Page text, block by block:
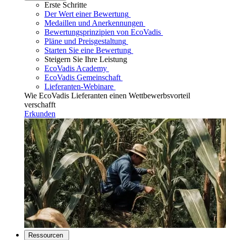
Erste Schritte
Der Wert einer Bewertung
Medaillen und Anerkennungen
Bewertungsprinzipien von EcoVadis
Pläne und Preisgestaltung
Starten Sie eine Bewertung
Steigern Sie Ihre Leistung
EcoVadis Academy
EcoVadis Gemeinschaft
Lieferanten-Webinare
Wie EcoVadis Lieferanten einen Wettbewerbsvorteil
verschafft
Erkunden
Ressourcen